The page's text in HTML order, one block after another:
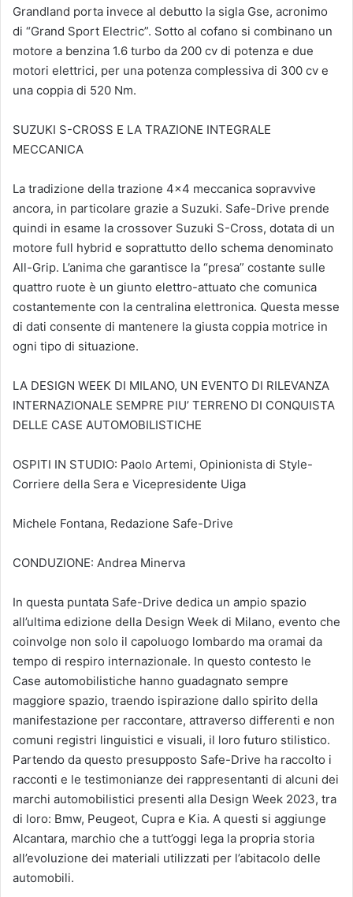
Grandland porta invece al debutto la sigla Gse, acronimo
di “Grand Sport Electric”. Sotto al cofano si combinano un
motore a benzina 1.6 turbo da 200 cv di potenza e due
motori elettrici, per una potenza complessiva di 300 cv e
una coppia di 520 Nm.
SUZUKI S-CROSS E LA TRAZIONE INTEGRALE
MECCANICA
La tradizione della trazione 4×4 meccanica sopravvive
ancora, in particolare grazie a Suzuki. Safe-Drive prende
quindi in esame la crossover Suzuki S-Cross, dotata di un
motore full hybrid e soprattutto dello schema denominato
All-Grip. L’anima che garantisce la “presa” costante sulle
quattro ruote è un giunto elettro-attuato che comunica
costantemente con la centralina elettronica. Questa messe
di dati consente di mantenere la giusta coppia motrice in
ogni tipo di situazione.
LA DESIGN WEEK DI MILANO, UN EVENTO DI RILEVANZA
INTERNAZIONALE SEMPRE PIU’ TERRENO DI CONQUISTA
DELLE CASE AUTOMOBILISTICHE
OSPITI IN STUDIO: Paolo Artemi, Opinionista di Style-
Corriere della Sera e Vicepresidente Uiga
Michele Fontana, Redazione Safe-Drive
CONDUZIONE: Andrea Minerva
In questa puntata Safe-Drive dedica un ampio spazio
all’ultima edizione della Design Week di Milano, evento che
coinvolge non solo il capoluogo lombardo ma oramai da
tempo di respiro internazionale. In questo contesto le
Case automobilistiche hanno guadagnato sempre
maggiore spazio, traendo ispirazione dallo spirito della
manifestazione per raccontare, attraverso differenti e non
comuni registri linguistici e visuali, il loro futuro stilistico.
Partendo da questo presupposto Safe-Drive ha raccolto i
racconti e le testimonianze dei rappresentanti di alcuni dei
marchi automobilistici presenti alla Design Week 2023, tra
di loro: Bmw, Peugeot, Cupra e Kia. A questi si aggiunge
Alcantara, marchio che a tutt’oggi lega la propria storia
all’evoluzione dei materiali utilizzati per l’abitacolo delle
automobili.